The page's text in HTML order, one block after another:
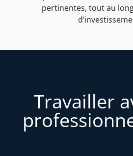
pertinentes, tout au
Travailler